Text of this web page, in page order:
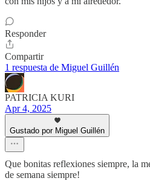
Responder
Compartir
1 respuesta de Miguel Guillén
PATRICIA KURI
Apr 4, 2025
Gustado por Miguel Guillén
Que bonitas reflexiones siempre, la
de semana siempre!